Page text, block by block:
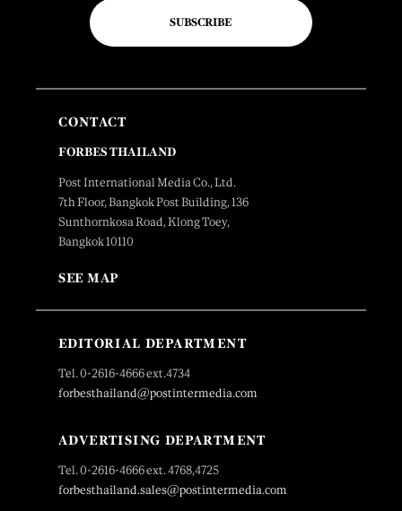
SUBSCRIBE
CONTACT
FORBES THAILAND
Post International Media Co., Ltd.
7th Floor, Bangkok Post Building, 136
Sunthornkosa Road, Klong Toey,
Bangkok 10110
SEE MAP
EDITORIAL DEPARTMENT
Tel. 0-2616-4666 ext.4734
forbesthailand@postintermedia.com
ADVERTISING DEPARTMENT
Tel. 0-2616-4666 ext. 4768,4725
forbesthailand.sales@postintermedia.com